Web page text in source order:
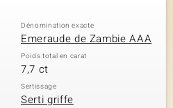
Dénomination exacte
Emeraude de Zambie AAA
Poids total en carat
7,7 ct
Sertissage
Serti griffe